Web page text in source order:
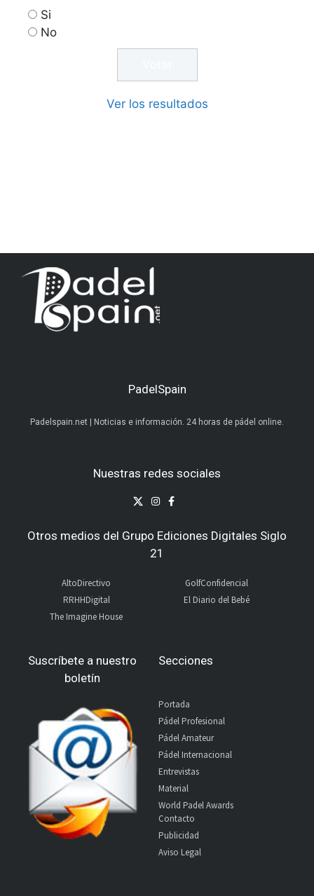
Si
No
Ver los resultados
PadelSpain
Padelspain.net | Noticias e información. 24 horas de pádel online.
Nuestras redes sociales
Otros medios del Grupo Ediciones Digitales Siglo
21
AltoDirectivo
RRHHDigital
The Imagine House
GolfConfidencial
El Diario del Bebé
Suscríbete a nuestro
boletín
Secciones
Portada
Pádel Profesional
Pádel Amateur
Pádel Internacional
Entrevistas
Material
World Padel Awards
Contacto
Publicidad
Aviso Legal